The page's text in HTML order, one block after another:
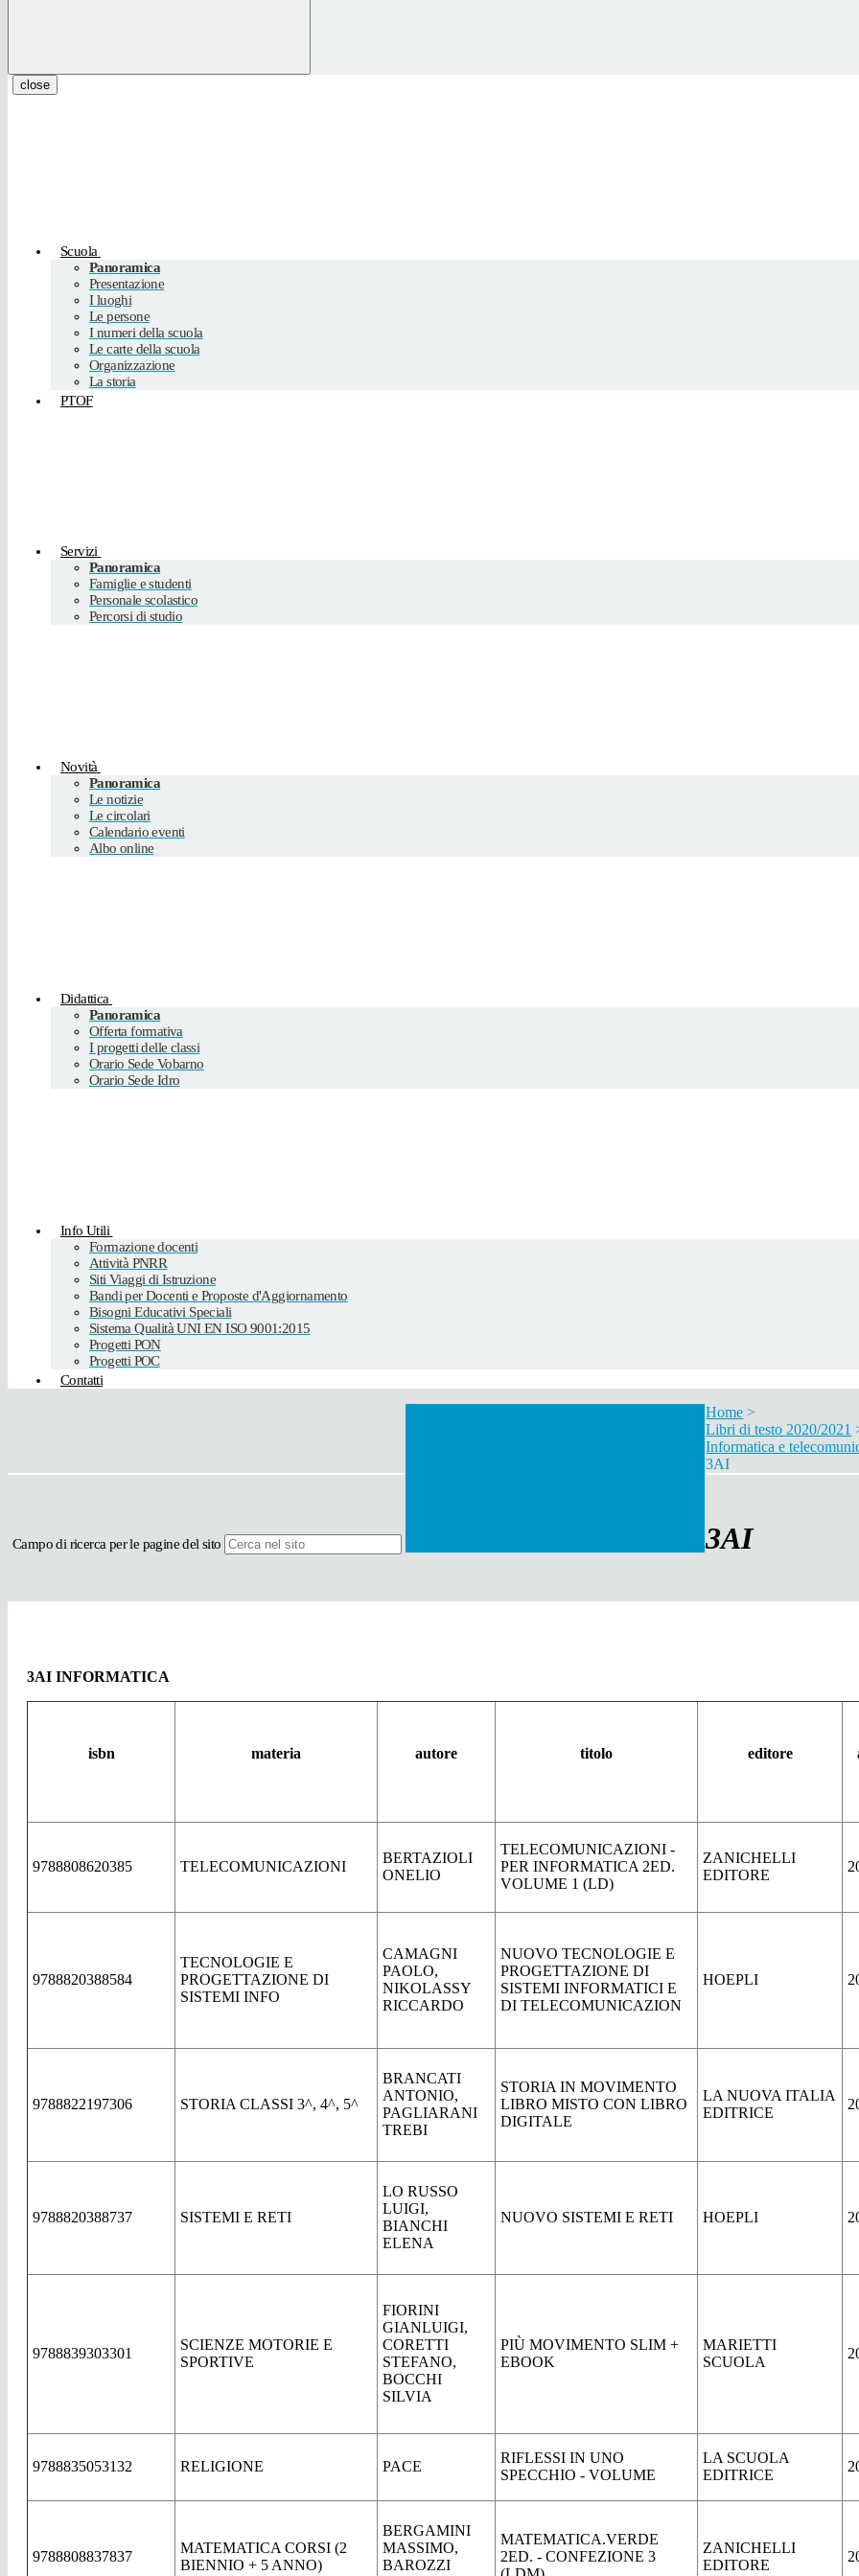
close
Scuola
Panoramica
Presentazione
I luoghi
Le persone
I numeri della scuola
Le carte della scuola
Organizzazione
La storia
PTOF
Servizi
Panoramica
Famiglie e studenti
Personale scolastico
Percorsi di studio
Novità
Panoramica
Le notizie
Le circolari
Calendario eventi
Albo online
Didattica
Panoramica
Offerta formativa
I progetti delle classi
Orario Sede Vobarno
Orario Sede Idro
Info Utili
Formazione docenti
Attività PNRR
Siti Viaggi di Istruzione
Bandi per Docenti e Proposte d'Aggiornamento
Bisogni Educativi Speciali
Sistema Qualità UNI EN ISO 9001:2015
Progetti PON
Progetti POC
Contatti
Campo di ricerca per le pagine del sito
Home >
Libri di testo 2020/2021
Informatica e
3AI
3AI
3AI INFORMATICA
isbn materia autore titolo editore
9788808620385 TELECOMUNICAZIONI
BERTAZIOLI
ONELIO
TELECOMUNICAZIONI -
PER INFORMATICA 2ED.
VOLUME 1 (LD)
ZANICHELLI
EDITORE
9788820388584
TECNOLOGIE E
PROGETTAZIONE DI
SISTEMI INFO
CAMAGNI
PAOLO,
NIKOLASSY
RICCARDO
NUOVO TECNOLOGIE E
PROGETTAZIONE DI
SISTEMI INFORMATICI E
DI TELECOMUNICAZION
HOEPLI
9788822197306 STORIA CLASSI 3^, 4^, 5^
BRANCATI
ANTONIO,
PAGLIARANI
TREBI
STORIA IN MOVIMENTO
LIBRO MISTO CON LIBRO
DIGITALE
LA NUOVA ITALIA
EDITRICE
9788820388737 SISTEMI E RETI
LO RUSSO
LUIGI,
BIANCHI
ELENA
NUOVO SISTEMI E RETI HOEPLI
9788839303301
SCIENZE MOTORIE E
SPORTIVE
FIORINI
GIANLUIGI,
CORETTI
STEFANO,
BOCCHI
SILVIA
PIÙ MOVIMENTO SLIM +
EBOOK
MARIETTI
SCUOLA
9788835053132 RELIGIONE PACE
RIFLESSI IN UNO
SPECCHIO - VOLUME
LA SCUOLA
EDITRICE
9788808837837
MATEMATICA CORSI (2
BIENNIO + 5 ANNO)
BERGAMINI
MASSIMO,
BAROZZI
MATEMATICA.VERDE
2ED. - CONFEZIONE 3
ZANICHELLI
EDITORE